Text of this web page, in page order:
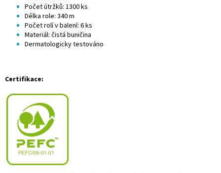
Počet útržků: 1300 ks
Délka role: 340 m
Počet rolí v balení: 6 ks
Materiál: čistá buničina
Dermatologicky testováno
Certifikace: